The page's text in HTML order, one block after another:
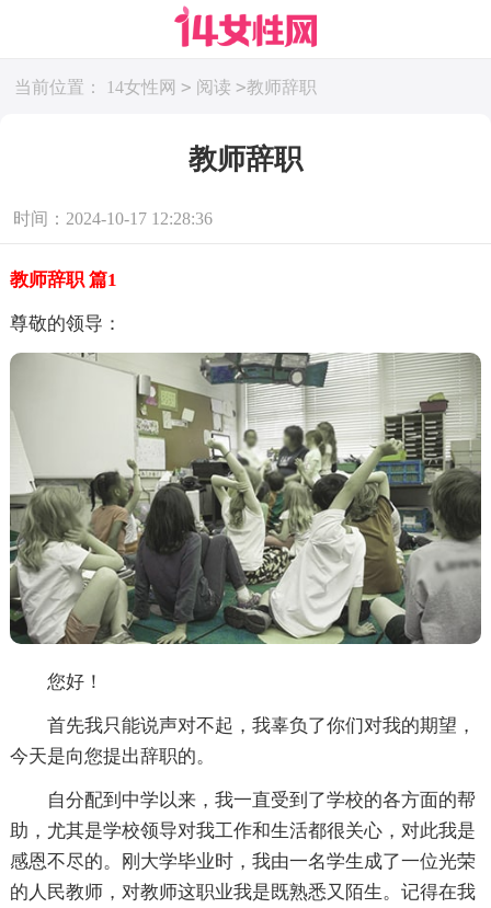
当前位置： 14女性网 > 阅读 >教师辞职
教师辞职
时间：2024-10-17 12:28:36
教师辞职 篇1
尊敬的领导：
您好！
首先我只能说声对不起，我辜负了你们对我的期望，
今天是向您提出辞职的。
自分配到中学以来，我一直受到了学校的各方面的帮
助，尤其是学校领导对我工作和生活都很关心，对此我是
感恩不尽的。刚大学毕业时，我由一名学生成了一位光荣
的人民教师，对教师这职业我是既熟悉又陌生。记得在我